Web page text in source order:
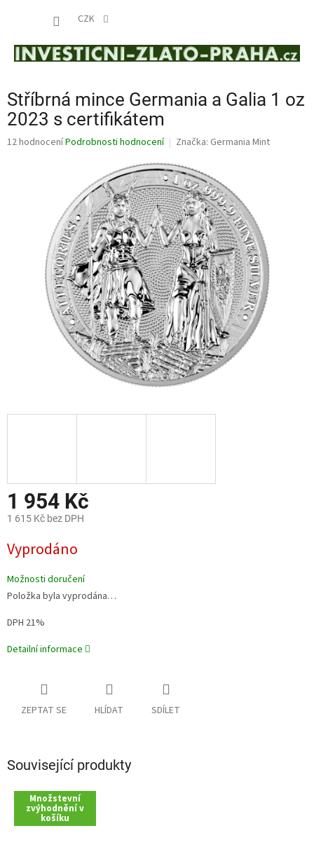
CZK
Stříbrná mince Germania a Galia 1 oz
2023 s certifikátem
Průměrné
hvězdiček.
12 hodnoceníPodrobnosti hodnocení Značka: Germania Mint
1 954 Kč
1 615 Kč bez DPH
cena:
Vyprodáno
Možnosti doručení
Položka byla vyprodána…
DPH 21%
Detailní informace
ZEPTAT SE HLÍDAT SDÍLET
Související produkty
Množstevní
zvýhodnění v
košíku